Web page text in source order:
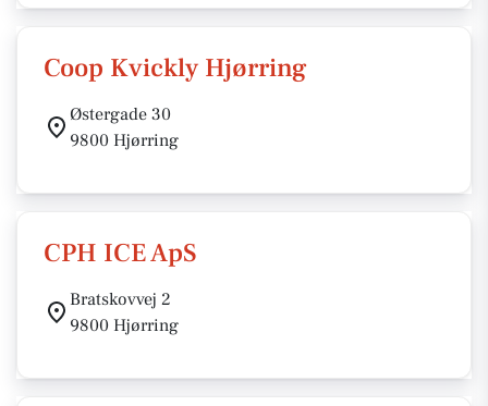
Coop Kvickly Hjørring
Østergade 30
9800 Hjørring
CPH ICE ApS
Bratskovvej 2
9800 Hjørring